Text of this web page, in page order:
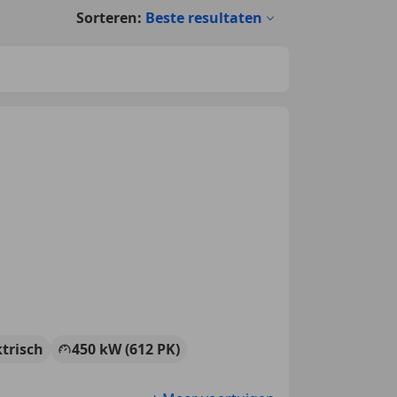
Sorteren: Beste resultaten
450 kW (612 PK)